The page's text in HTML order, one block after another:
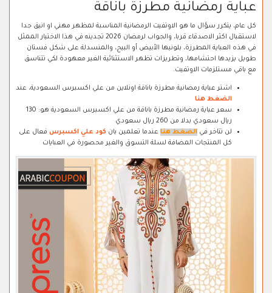
عباية رمضانية مطرزة باناقة
كل عام، يتكرر سؤال ما هو الاوتفيت الرمضانية المناسبة لمظهر مهني او انيق جدا
لاستقبال اكثر الاصدقاء قربا، والجواب لرمضان 2026 تجدينه في هذا الاختيار الممثل
في هذه العباية المطرزة، بلونيها الأبيض أو البيج، والمنسدلة على شكل فستان
طويل يزيدها احتشامها، وتطريزات تظهر الاستثنائية الغير معهودة لكي تتناسق
مع باقي مستلزمات الاوتفيت.
اشتر عباية رمضانية مطرزة باناقة اونلاين من علي اكسبرس السعودية، عند
الضغط هنا
سعر عباية رمضانية مطرزة باناقة من علي اكسبرس السعودية هو: 130
ريال سعودي بدلا من 260 ريال سعودي
لن تتاخر في الضغط هنا عندما تعلمين بان كود علي اكسبرس فعال على
كل المنتجات المضافة لسلة التسوق والغير محصورة في العبايات